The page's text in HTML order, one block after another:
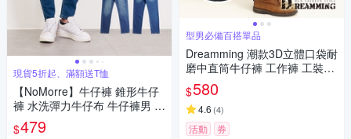
現貨5折起、滿額送T恤
【NoMorre】牛仔褲 錐形牛仔
褲 水洗彈力牛仔布 牛仔褲男 牛
仔長褲 台灣現貨 M-3L #5726
$479
型男必備百搭單品
Dreamming 潮款3D立體口袋耐
磨中直筒牛仔褲 工作褲 工裝
褲-黑色
$580
4.6 (4)
活動 券